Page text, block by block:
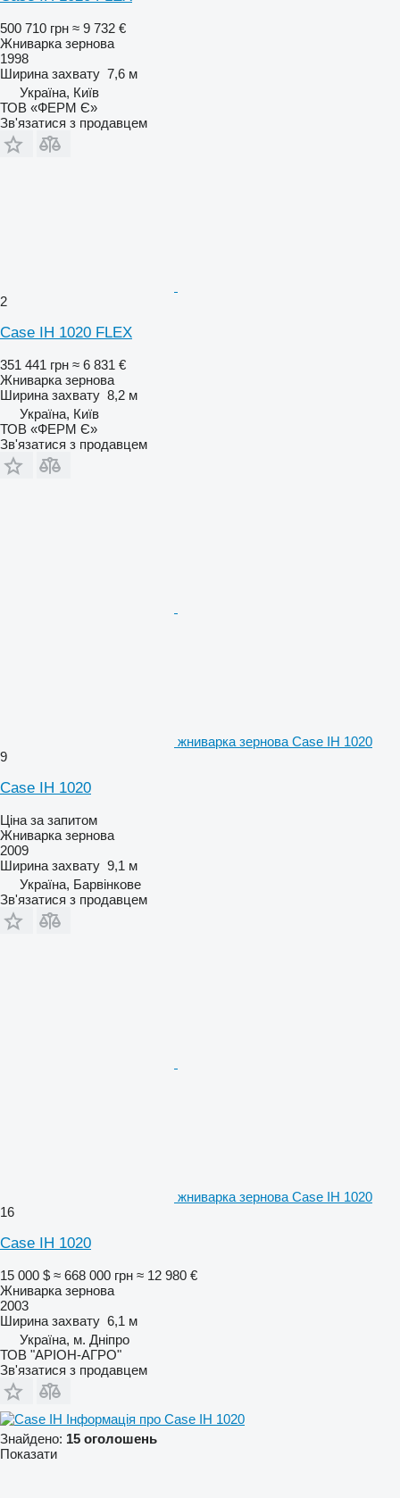
500 710 грн ≈ 9 732 €
Жниварка зернова
1998
Ширина захвату 7,6 м
Україна, Київ
ТОВ «ФЕРМ Є»
Зв'язатися з продавцем
2
Case IH 1020 FLEX
351 441 грн ≈ 6 831 €
Жниварка зернова
Ширина захвату 8,2 м
Україна, Київ
ТОВ «ФЕРМ Є»
Зв'язатися з продавцем
жниварка зернова Case IH 1020
9
Case IH 1020
Ціна за запитом
Жниварка зернова
2009
Ширина захвату 9,1 м
Україна, Барвінкове
Зв'язатися з продавцем
жниварка зернова Case IH 1020
16
Case IH 1020
15 000 $ ≈ 668 000 грн ≈ 12 980 €
Жниварка зернова
2003
Ширина захвату 6,1 м
Україна, м. Дніпро
ТОВ "АРІОН-АГРО"
Зв'язатися з продавцем
Інформація про Case IH 1020
Знайдено: 15 оголошень
Показати